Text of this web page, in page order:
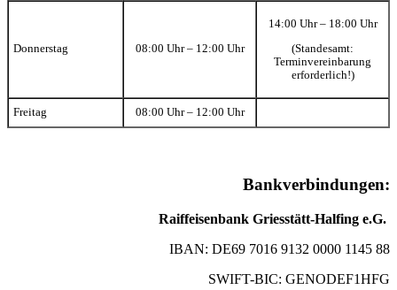
Donnerstag 08:00 Uhr – 12:00 Uhr
14:00 Uhr – 18:00 Uhr
(Standesamt:
Terminvereinbarung
erforderlich!)
Freitag 08:00 Uhr – 12:00 Uhr
Bankverbindungen:
Raiffeisenbank Griesstätt-Halfing e.G.
IBAN: DE69 7016 9132 0000 1145 88
SWIFT-BIC: GENODEF1HFG